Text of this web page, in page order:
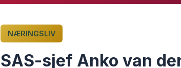
NÆRINGSLIV
SAS-sjef Anko van